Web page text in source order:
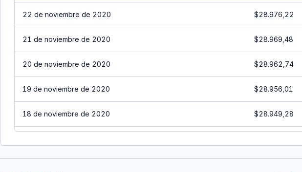
22 de noviembre de 2020 $28.976,22
21 de noviembre de 2020 $28.969,48
20 de noviembre de 2020 $28.962,74
19 de noviembre de 2020 $28.956,01
18 de noviembre de 2020 $28.949,28